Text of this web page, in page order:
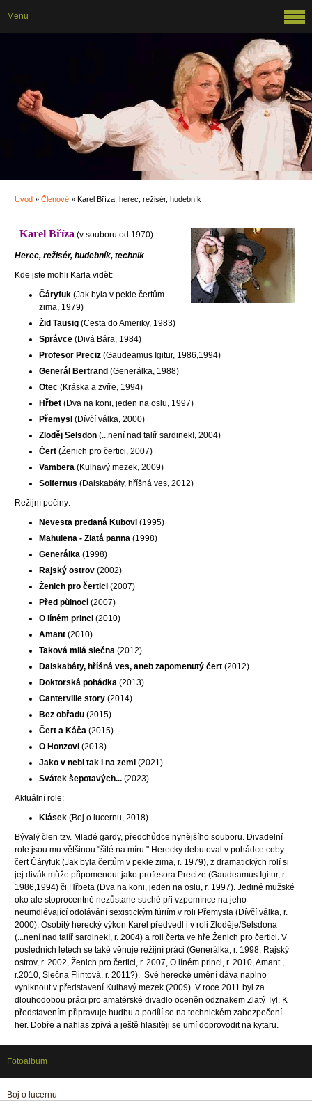
Úvod » Členové » Karel Bříza, herec, režisér, hudebník
Karel Bříza (v souboru od 1970)
Herec, režisér, hudebník, technik
Kde jste mohli Karla vidět:
Čáryfuk (Jak byla v pekle čertům
zima, 1979)
Žid Tausig (Cesta do Ameriky, 1983)
Správce (Divá Bára, 1984)
Profesor Preciz (Gaudeamus Igitur, 1986,1994)
Generál Bertrand (Generálka, 1988)
Otec (Kráska a zvíře, 1994)
Hřbet (Dva na koni, jeden na oslu, 1997)
Přemysl (Dívčí válka, 2000)
Zloděj Selsdon (...není nad talíř sardinek!, 2004)
Čert (Ženich pro čertici, 2007)
Vambera (Kulhavý mezek, 2009)
Solfernus (Dalskabáty, hříšná ves, 2012)
Režijní počiny:
Nevesta predaná Kubovi (1995)
Mahulena - Zlatá panna (1998)
Generálka (1998)
Rajský ostrov (2002)
Ženich pro čertici (2007)
Před půlnocí (2007)
O líném princi (2010)
Amant (2010)
Taková milá slečna (2012)
Dalskabáty, hříšná ves, aneb zapomenutý čert (2012)
Doktorská pohádka (2013)
Canterville story (2014)
Bez obřadu (2015)
Čert a Káča (2015)
O Honzovi (2018)
Jako v nebi tak i na zemi (2021)
Svátek šepotavých... (2023)
Aktuální role:​
Klásek (Boj o lucernu, 2018)
Bývalý člen tzv. Mladé gardy, předchůdce nynějšího souboru. Divadelní
role jsou mu většinou "šité na míru." Herecky debutoval v pohádce coby
čert Čáryfuk (Jak byla čertům v pekle zima, r. 1979), z dramatických rolí si
jej divák může připomenout jako profesora Precize (Gaudeamus Igitur, r.
1986,1994) či Hřbeta (Dva na koni, jeden na oslu, r. 1997). Jediné mužské
oko ale stoprocentně nezůstane suché při vzpomínce na jeho
neumdlévající odolávání sexistickým fúriím v roli Přemysla (Dívčí válka, r.
2000). Osobitý herecký výkon Karel předvedl i v roli Zloděje/Selsdona
(...není nad talíř sardinek!, r. 2004) a roli čerta ve hře Ženich pro čertici. V
posledních letech se také věnuje režijní práci (Generálka, r. 1998, Rajský
ostrov, r. 2002, Ženich pro čertici, r. 2007, O líném princi, r. 2010, Amant ,
r.2010, Slečna Flintová, r. 2011?). Své herecké umění dáva naplno
vyniknout v představení Kulhavý mezek (2009). V roce 2011 byl za
dlouhodobou práci pro amatérské divadlo oceněn odznakem Zlatý Tyl. K
představením připravuje hudbu a podílí se na technickém zabezpečení
her. Dobře a nahlas zpívá a ještě hlasitěji se umí doprovodit na kytaru.
Menu
Fotoalbum
Boj o lucernu